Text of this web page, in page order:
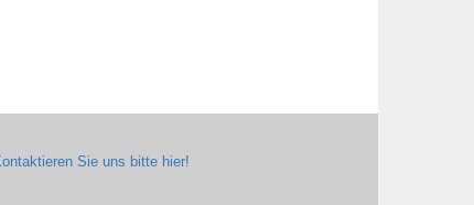
Sie uns bitte hier!